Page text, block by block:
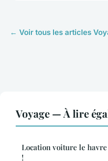
← Voir tous les articles
Voyage — À lire
Location voiture le
!